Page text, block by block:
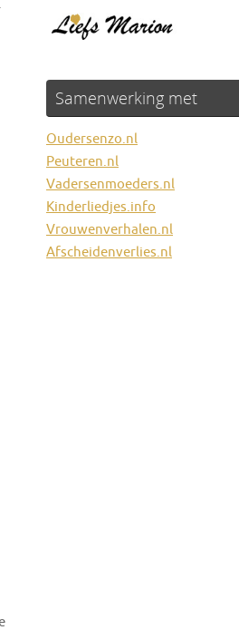
Samenwerking met
Oudersenzo.nl
Peuteren.nl
Vadersenmoeders.nl
Kinderliedjes.info
Vrouwenverhalen.nl
Afscheidenverlies.nl